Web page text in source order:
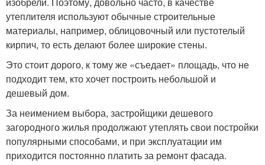
утеплителя используют обычные строительные
материалы, например, облицовочный или пустотелый
кирпич, то есть делают более широкие стены.
Это стоит дорого, к тому же «съедает» площадь, что не
подходит тем, кто хочет построить небольшой и
дешевый дом.
За неимением выбора, застройщики дешевого
загородного жилья продолжают утеплять свои постройки
популярными способами, и при эксплуатации им
приходится постоянно платить за ремонт фасада.